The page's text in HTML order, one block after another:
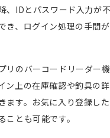
IDとパスワード入力が
き、ログイン処理の手間
リのバーコードリーダー
ン上の在庫確認や釣具の
ます。お気に入り登録し
ことも可能です。